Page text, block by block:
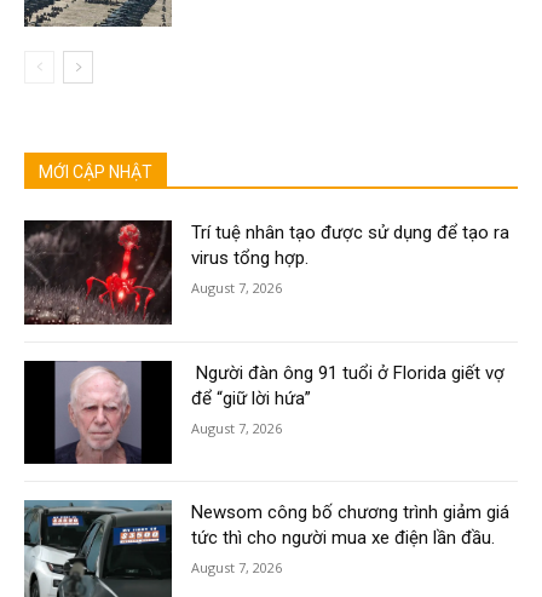
MỚI CẬP NHẬT
Trí tuệ nhân tạo được sử dụng để tạo ra
virus tổng hợp.
August 7, 2026
Người đàn ông 91 tuổi ở Florida giết vợ
để “giữ lời hứa”
August 7, 2026
Newsom công bố chương trình giảm giá
tức thì cho người mua xe điện lần đầu.
August 7, 2026